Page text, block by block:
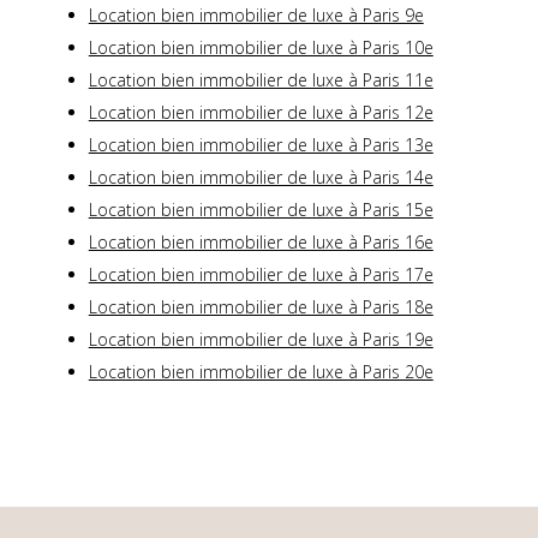
Location bien immobilier de luxe à Paris 9e
Location bien immobilier de luxe à Paris 10e
Location bien immobilier de luxe à Paris 11e
Location bien immobilier de luxe à Paris 12e
Location bien immobilier de luxe à Paris 13e
Location bien immobilier de luxe à Paris 14e
Location bien immobilier de luxe à Paris 15e
Location bien immobilier de luxe à Paris 16e
Location bien immobilier de luxe à Paris 17e
Location bien immobilier de luxe à Paris 18e
Location bien immobilier de luxe à Paris 19e
Location bien immobilier de luxe à Paris 20e